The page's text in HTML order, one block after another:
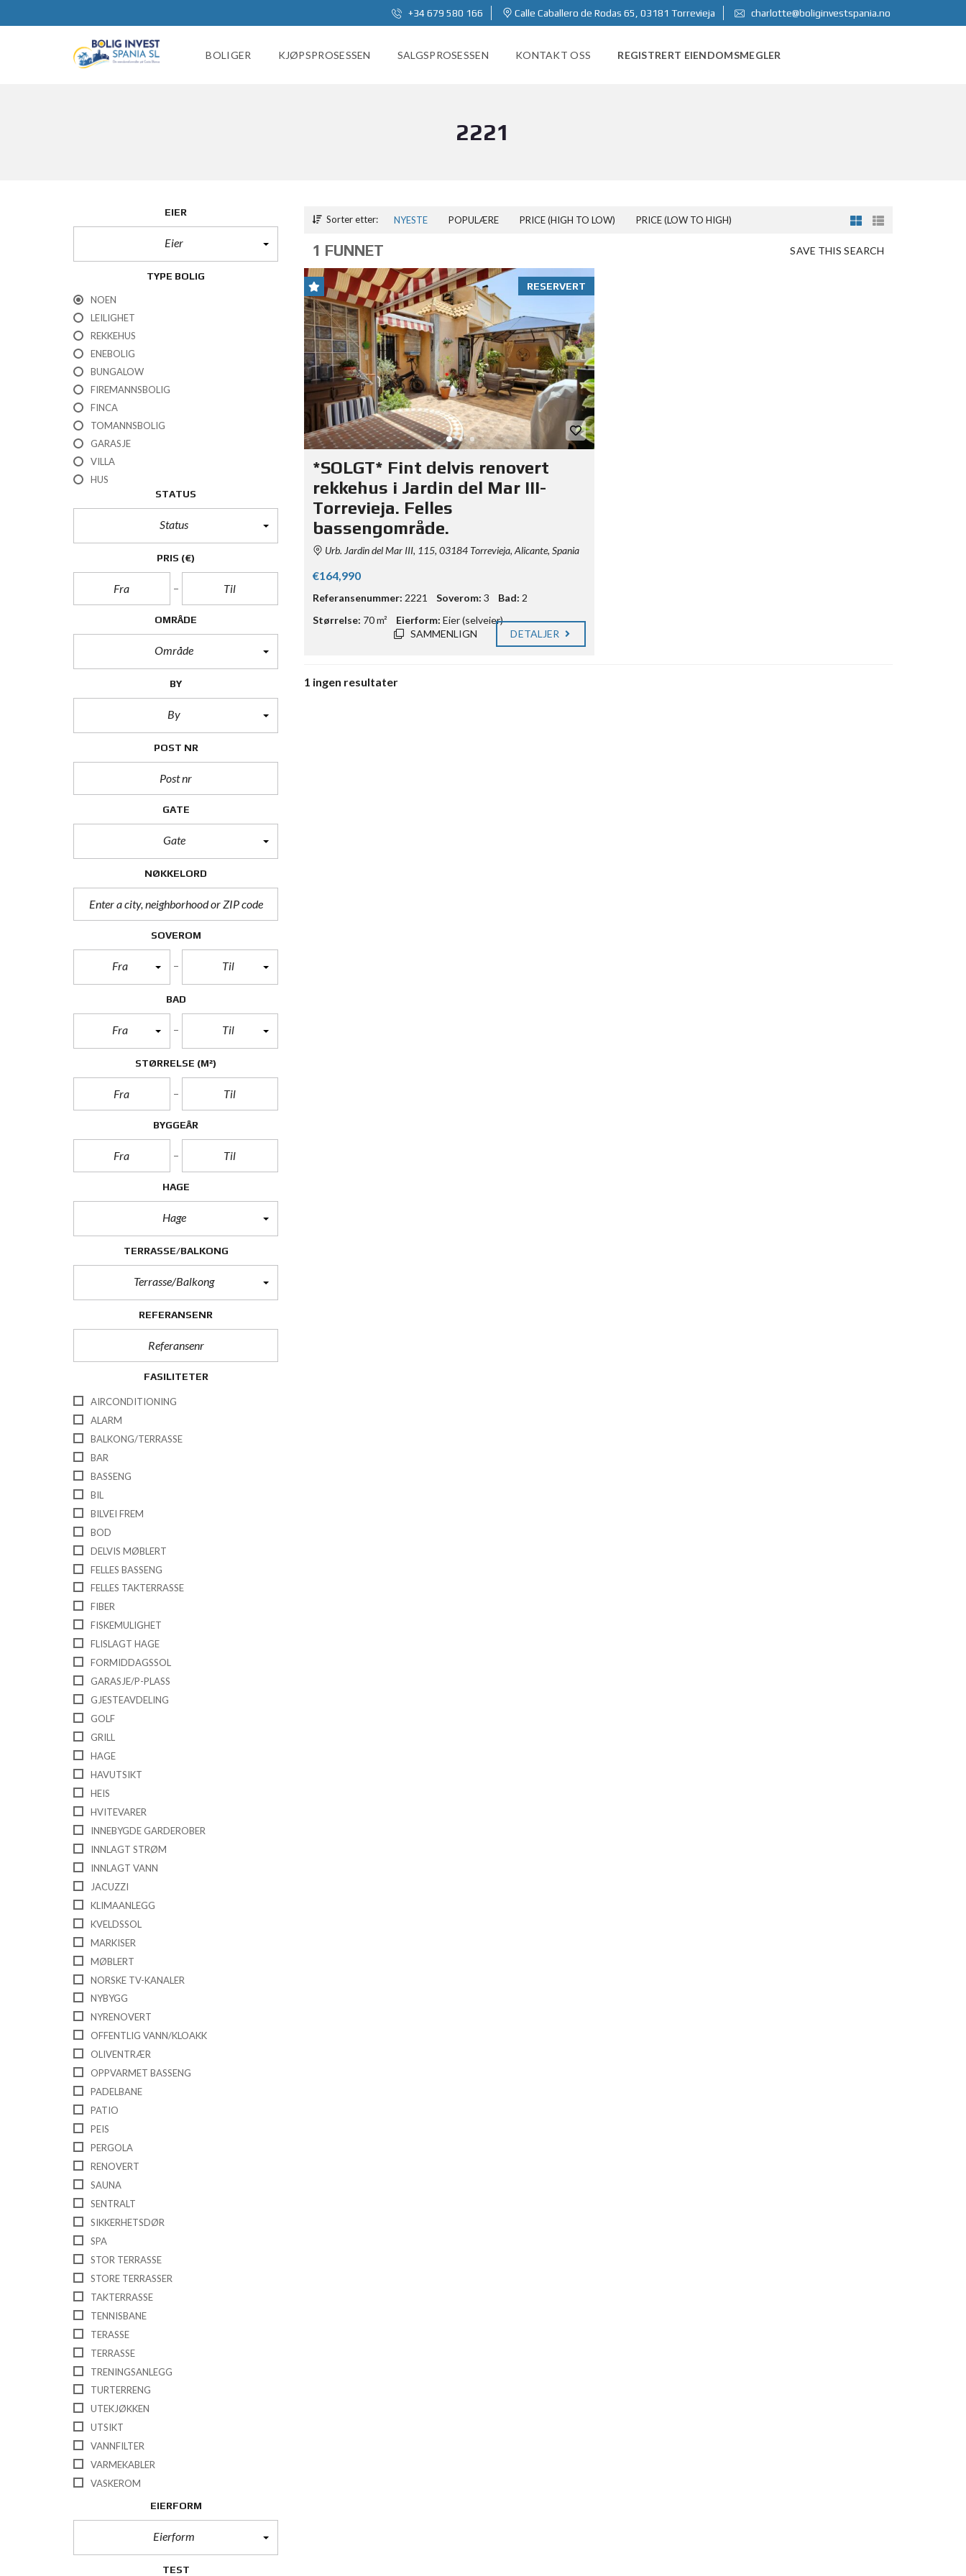
+34 679 580 166 Calle Caballero de Rodas 65, 03181 Torrevieja charlotte@boliginvestspania.no
BOLIGER KJØPSPROSESSEN SALGSPROSESSEN KONTAKT OSS REGISTRERT EIENDOMSMEGLER
2221
EIER
Eier
TYPE BOLIG
NOEN
LEILIGHET
REKKEHUS
ENEBOLIG
BUNGALOW
FIREMANNSBOLIG
FINCA
TOMANNSBOLIG
GARASJE
VILLA
HUS
STATUS
Status
PRIS (€)
OMRÅDE
Område
BY
By
POST NR
GATE
Gate
NØKKELORD
SOVEROM
Fra Til
BAD
Fra Til
STØRRELSE (M²)
BYGGEÅR
HAGE
Hage
TERRASSE/BALKONG
Terrasse/Balkong
REFERANSENR
FASILITETER
AIRCONDITIONING
ALARM
BALKONG/TERRASSE
BAR
BASSENG
BIL
BILVEI FREM
BOD
DELVIS MØBLERT
FELLES BASSENG
FELLES TAKTERRASSE
FIBER
FISKEMULIGHET
FLISLAGT HAGE
FORMIDDAGSSOL
GARASJE/P-PLASS
GJESTEAVDELING
GOLF
GRILL
HAGE
HAVUTSIKT
HEIS
HVITEVARER
INNEBYGDE GARDEROBER
INNLAGT STRØM
INNLAGT VANN
JACUZZI
KLIMAANLEGG
KVELDSSOL
MARKISER
MØBLERT
NORSKE TV-KANALER
NYBYGG
NYRENOVERT
OFFENTLIG VANN/KLOAKK
OLIVENTRÆR
OPPVARMET BASSENG
PADELBANE
PATIO
PEIS
PERGOLA
RENOVERT
SAUNA
SENTRALT
SIKKERHETSDØR
SPA
STOR TERRASSE
STORE TERRASSER
TAKTERRASSE
TENNISBANE
TERASSE
TERRASSE
TRENINGSANLEGG
TURTERRENG
UTEKJØKKEN
UTSIKT
VANNFILTER
VARMEKABLER
VASKEROM
EIERFORM
Eierform
TEST
Sorter etter: NYESTE POPULÆRE PRICE (HIGH TO LOW) PRICE (LOW TO HIGH)
SAVE THIS SEARCH
1 FUNNET
RESERVERT
*SOLGT* Fint delvis renovert
rekkehus i Jardin del Mar III-
Torrevieja. Felles
bassengområde.
Urb. Jardin del Mar III, 115, 03184 Torrevieja, Alicante, Spania
€164,990
Referansenummer: 2221 Soverom: 3 Bad: 2
Størrelse: 70 m² Eierform: Eier (selveier)
SAMMENLIGN
DETALJER
1 ingen resultater